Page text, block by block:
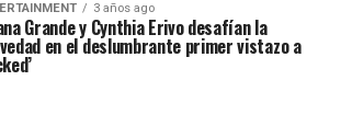
3 años ago
Grande y Cynthia Erivo desafían la
en el deslumbrante primer vistazo a